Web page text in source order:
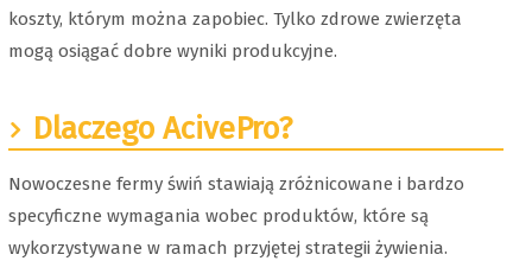
koszty, którym można zapobiec. Tylko zdrowe zwierzęta
mogą osiągać dobre wyniki produkcyjne.
Dlaczego AcivePro?
Nowoczesne fermy świń stawiają zróżnicowane i bardzo
specyficzne wymagania wobec produktów, które są
wykorzystywane w ramach przyjętej strategii żywienia.